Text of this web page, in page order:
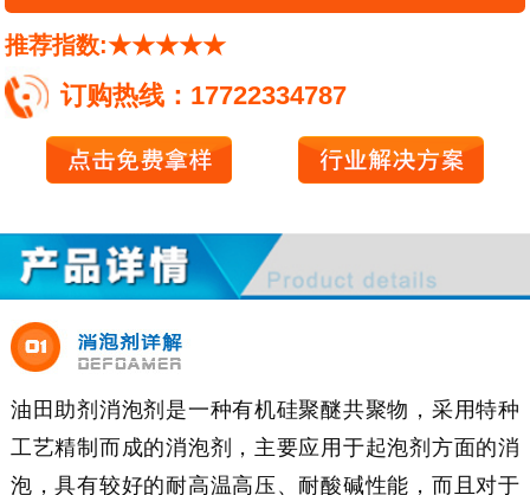
推荐指数:★★★★★
订购热线：17722334787
油田助剂消泡剂是一种有机硅聚醚共聚物，采用特种
工艺精制而成的消泡剂，主要应用于起泡剂方面的消
泡，具有较好的耐高温高压、耐酸碱性能，而且对于